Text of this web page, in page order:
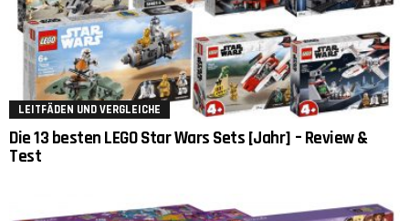
LEITFÄDEN UND VERGLEICHE
Die 13 besten LEGO Star Wars Sets [Jahr] – Review &
Test